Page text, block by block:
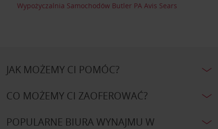
Wypożyczalnia Samochodów Butler PA Avis Sears
JAK MOŻEMY CI POMÓC?
CO MOŻEMY CI ZAOFEROWAĆ?
POPULARNE BIURA WYNAJMU W